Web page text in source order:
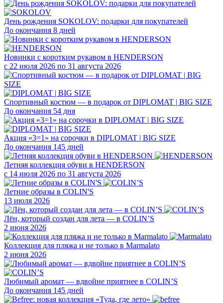
День рождения SOKOLOV: подарки для покупателей
До окончания 8 дней
Новинки с коротким рукавом в HENDERSON
с 22 июля 2026 по 31 августа 2026
Спортивный костюм — в подарок от DIPLOMAT | BIG SIZE
До окончания 54 дня
Акция «3=1» на сорочки в DIPLOMAT | BIG SIZE
До окончания 145 дней
Летняя коллекция обуви в HENDERSON
с 14 июля 2026 по 31 августа 2026
Летние образы в COLIN'S
13 июля 2026
Лён, который создан для лета — в COLIN’S
2 июня 2026
Коллекция для пляжа и не только в Marmalato
2 июня 2026
Любимый аромат — вдвойне приятнее в COLIN’S
До окончания 145 дней